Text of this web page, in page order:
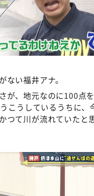
ない福井アナ。
が、地元なのに100点
うしているうちに、
つて川が流れていたと